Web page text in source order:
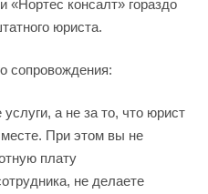
«Нортес консалт» гораздо
юриста.
сопровождения:
а не за то, что юрист
При этом вы не
плату
не делаете